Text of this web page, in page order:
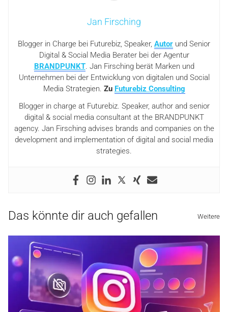
Jan Firsching
Blogger in Charge bei Futurebiz, Speaker, Autor und Senior
Digital & Social Media Berater bei der Agentur
BRANDPUNKT. Jan Firsching berät Marken und
Unternehmen bei der Entwicklung von digitalen und Social
Media Strategien. Zu Futurebiz Consulting
Blogger in charge at Futurebiz. Speaker, author and senior
digital & social media consultant at the BRANDPUNKT
agency. Jan Firsching advises brands and companies on the
development and implementation of digital and social media
strategies.
Das könnte dir auch gefallen Weitere